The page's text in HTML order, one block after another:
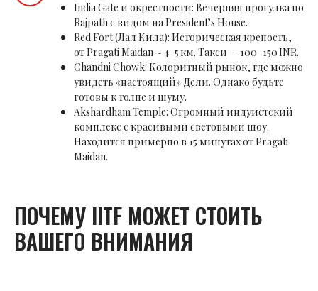
India Gate и окрестности: Вечерняя прогулка по
Rajpath с видом на President’s House.
Red Fort (Лал Кила): Историческая крепость,
от Pragati Maidan ~ 4–5 км. Такси — 100–150 INR.
Chandni Chowk: Колоритный рынок, где можно
увидеть «настоящий» Дели. Однако будьте
готовы к толпе и шуму.
Akshardham Temple: Огромный индуистский
комплекс с красивыми световыми шоу.
Находится примерно в 15 минутах от Pragati
Maidan.
ПОЧЕМУ IITF МОЖЕТ СТОИТЬ
ВАШЕГО ВНИМАНИЯ